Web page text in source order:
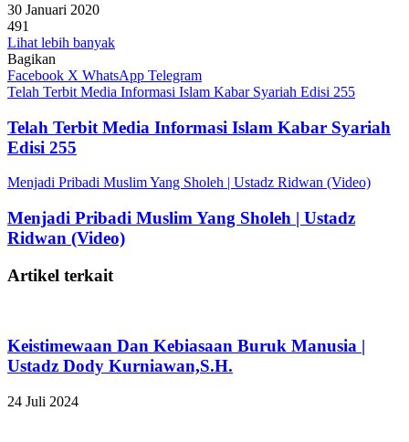
30 Januari 2020
491
Lihat lebih banyak
Bagikan
Facebook X WhatsApp Telegram
Telah Terbit Media Informasi Islam Kabar Syariah Edisi 255
Telah Terbit Media Informasi Islam Kabar Syariah
Edisi 255
Menjadi Pribadi Muslim Yang Sholeh | Ustadz Ridwan (Video)
Menjadi Pribadi Muslim Yang Sholeh | Ustadz
Ridwan (Video)
Artikel terkait
Keistimewaan Dan Kebiasaan Buruk Manusia |
Ustadz Dody Kurniawan,S.H.
24 Juli 2024